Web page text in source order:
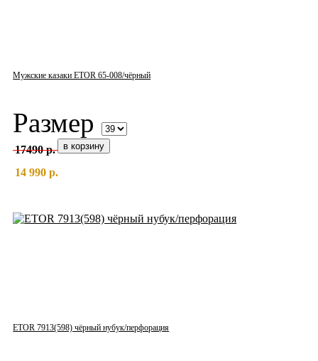
Мужские казаки ETOR 65-008/чёрный
Размер
17490 р.
14 990 р.
ETOR 7913(598) чёрный нубук/перфорация